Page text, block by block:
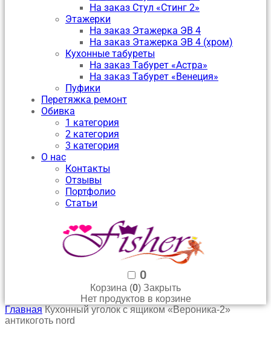
На заказ Стул «Стинг 2»
Этажерки
На заказ Этажерка ЭВ 4
На заказ Этажерка ЭВ 4 (хром)
Кухонные табуреты
На заказ Табурет «Астра»
На заказ Табурет «Венеция»
Пуфики
Перетяжка ремонт
Обивка
1 категория
2 категория
3 категория
О нас
Контакты
Отзывы
Портфолио
Статьи
0
Корзина (0) Закрыть
Нет продуктов в корзине
Главная Кухонный уголок с ящиком «Вероника-2»
антикоготь nord